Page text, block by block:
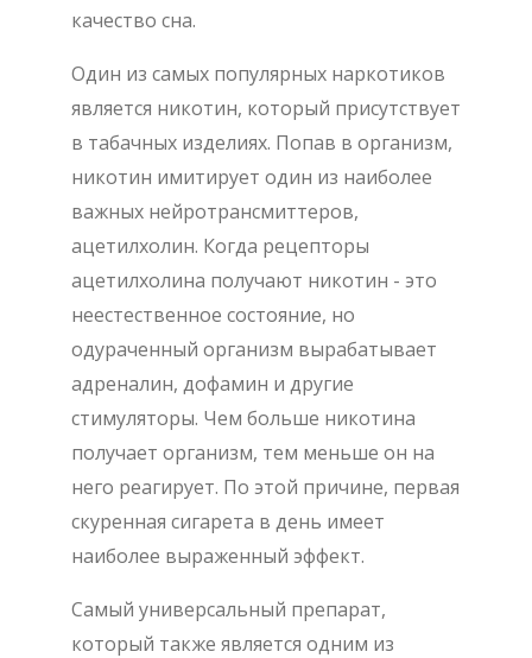
качество сна.
Один из самых популярных наркотиков
является никотин, который присутствует
в табачных изделиях. Попав в организм,
никотин имитирует один из наиболее
важных нейротрансмиттеров,
ацетилхолин. Когда рецепторы
ацетилхолина получают никотин - это
неестественное состояние, но
одураченный организм вырабатывает
адреналин, дофамин и другие
стимуляторы. Чем больше никотина
получает организм, тем меньше он на
него реагирует. По этой причине, первая
скуренная сигарета в день имеет
наиболее выраженный эффект.
Самый универсальный препарат,
который также является одним из